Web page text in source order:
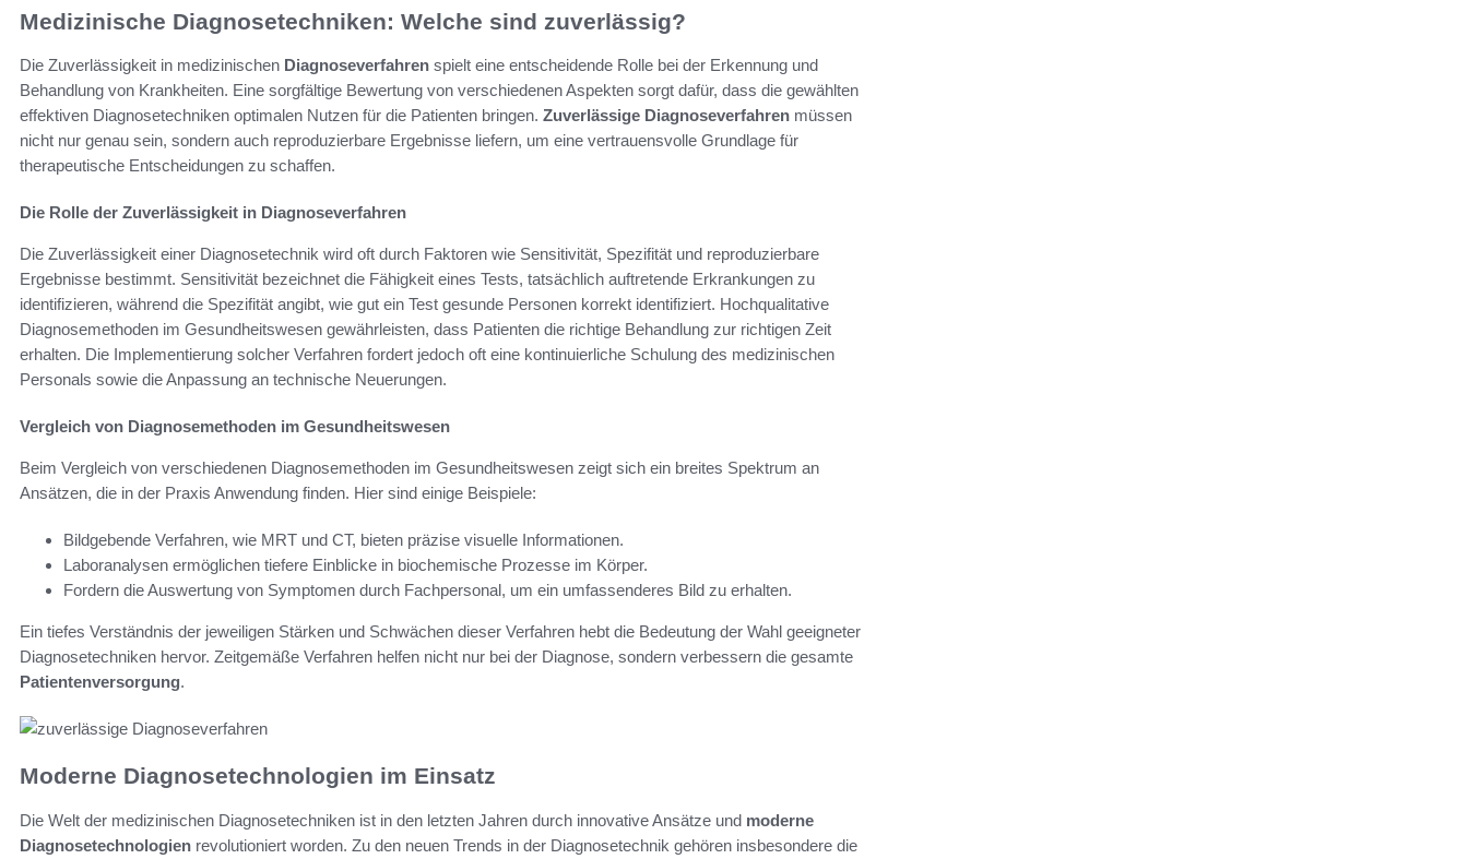
Medizinische Diagnosetechniken: Welche sind zuverlässig?
Die Zuverlässigkeit in medizinischen Diagnoseverfahren spielt eine entscheidende Rolle bei der Erkennung und
Behandlung von Krankheiten. Eine sorgfältige Bewertung von verschiedenen Aspekten sorgt dafür, dass die gewählten
effektiven Diagnosetechniken optimalen Nutzen für die Patienten bringen. Zuverlässige Diagnoseverfahren müssen
nicht nur genau sein, sondern auch reproduzierbare Ergebnisse liefern, um eine vertrauensvolle Grundlage für
therapeutische Entscheidungen zu schaffen.
Die Rolle der Zuverlässigkeit in Diagnoseverfahren
Die Zuverlässigkeit einer Diagnosetechnik wird oft durch Faktoren wie Sensitivität, Spezifität und reproduzierbare
Ergebnisse bestimmt. Sensitivität bezeichnet die Fähigkeit eines Tests, tatsächlich auftretende Erkrankungen zu
identifizieren, während die Spezifität angibt, wie gut ein Test gesunde Personen korrekt identifiziert. Hochqualitative
Diagnosemethoden im Gesundheitswesen gewährleisten, dass Patienten die richtige Behandlung zur richtigen Zeit
erhalten. Die Implementierung solcher Verfahren fordert jedoch oft eine kontinuierliche Schulung des medizinischen
Personals sowie die Anpassung an technische Neuerungen.
Vergleich von Diagnosemethoden im Gesundheitswesen
Beim Vergleich von verschiedenen Diagnosemethoden im Gesundheitswesen zeigt sich ein breites Spektrum an
Ansätzen, die in der Praxis Anwendung finden. Hier sind einige Beispiele:
Bildgebende Verfahren, wie MRT und CT, bieten präzise visuelle Informationen.
Laboranalysen ermöglichen tiefere Einblicke in biochemische Prozesse im Körper.
Fordern die Auswertung von Symptomen durch Fachpersonal, um ein umfassenderes Bild zu erhalten.
Ein tiefes Verständnis der jeweiligen Stärken und Schwächen dieser Verfahren hebt die Bedeutung der Wahl geeigneter
Diagnosetechniken hervor. Zeitgemäße Verfahren helfen nicht nur bei der Diagnose, sondern verbessern die gesamte
Patientenversorgung.
Moderne Diagnosetechnologien im Einsatz
Die Welt der medizinischen Diagnosetechniken ist in den letzten Jahren durch innovative Ansätze und moderne
Diagnosetechnologien revolutioniert worden. Zu den neuen Trends in der Diagnosetechnik gehören insbesondere die